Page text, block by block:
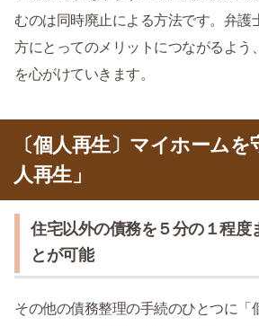
むのは同時廃止による方法です。弁護
方にとってのメリットにつながるよう
を心がけていきます。
〔個人再生〕マイホーム
人再生」
住宅以外の債務を５分の１程度
とが可能
その他の債務整理の手続のひとつに「